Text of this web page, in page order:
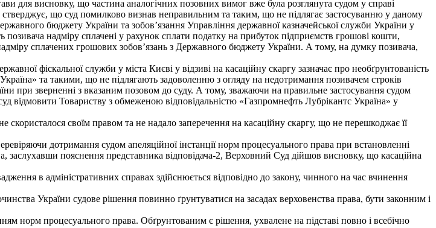
для висновку, що частина аналогічних позовних вимог вже була розглянута судом у справі
що суд помилково визнав неправильним та таким, що не підлягає застосуванню у даному
бюджету України та зобов’язання Управління державної казначейської служби України у
надміру сплачені у рахунок сплати податку на прибуток підприємств грошові кошти,
сплачених грошових зобов’язань з Державного бюджету України. А тому, на думку позивача,
фіскальної служби у міста Києві у відзиві на касаційну скаргу зазначає про необґрунтованість
та такими, що не підлягають задоволенню з огляду на недотримання позивачем строків
при зверненні з вказаним позовом до суду. А тому, зважаючи на правильне застосування судом
відмовити Товариству з обмеженою відповідальністю «Газпромнефть Лубрікантс Україна» у
своїм правом та не надало заперечення на касаційну скаргу, що не перешкоджає її
дотримання судом апеляційної інстанції норм процесуального права при встановленні
заслухавши пояснення представника відповідача-2, Верховний Суд дійшов висновку, що касаційна
в адміністративних справах здійснюється відповідно до закону, чинного на час вчинення
України судове рішення повинно ґрунтуватися на засадах верховенства права, бути законним і
норм процесуального права. Обґрунтованим є рішення, ухвалене на підставі повно і всебічно